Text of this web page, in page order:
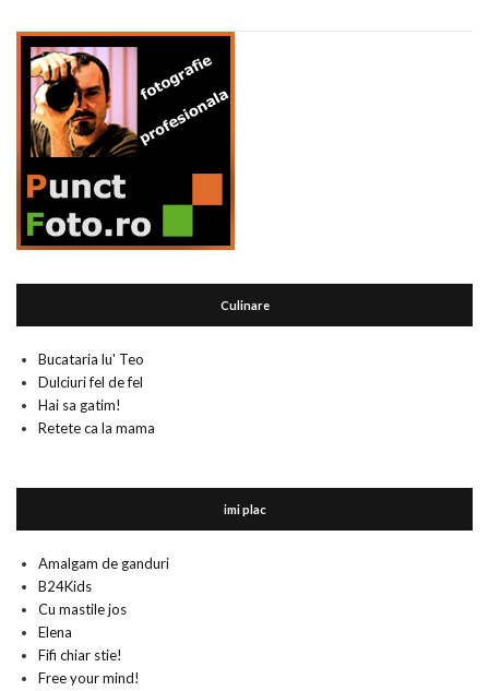
Culinare
Bucataria lu' Teo
Dulciuri fel de fel
Hai sa gatim!
Retete ca la mama
imi plac
Amalgam de ganduri
B24Kids
Cu mastile jos
Elena
Fifi chiar stie!
Free your mind!